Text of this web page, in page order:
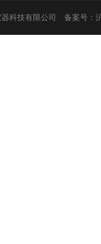
科技有限公司 备案号：